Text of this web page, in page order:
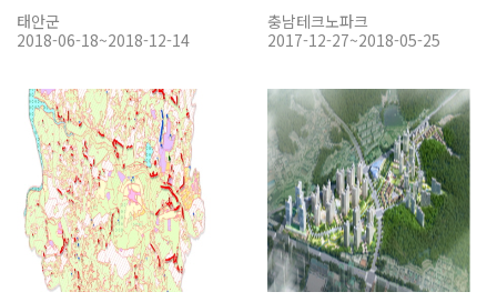
태안군
2018-06-18~2018-12-14
충남테크노파크
2017-12-27~2018-05-25